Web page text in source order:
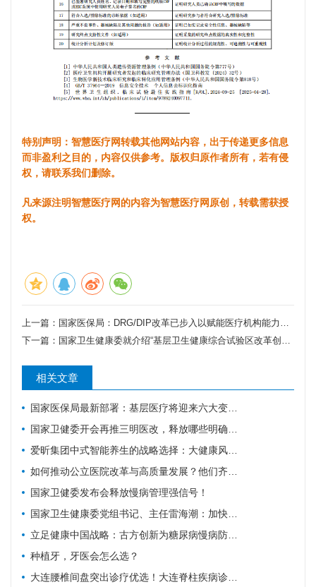
特别声明：智慧医疗网转载其他网站内容，出于传递更多信息
而非盈利之目的，内容仅供参考。版权归原作者所有，若有侵
权，请联系我们删除。
凡来源注明智慧医疗网的内容为智慧医疗网原创，转载需获授
权。
上一篇： 国家医保局：DRG/DIP改革已步入以赋能医疗机构能力提升为核心的深化新阶段
下一篇： 国家卫生健康委就介绍“基层卫生健康综合试验区改革创新经验”有关情况举行新闻发布会（文字实录）
相关文章
国家医保局最新部署：基层医疗将迎来六大变化！
国家卫健委开会再推三明医改，释放哪些明确信号？
爱昕集团中式智能养生的战略选择：大健康风口要追，赋能产业的根基要扎
如何推动公立医院改革与高质量发展？他们齐聚广东为9个地市出谋划策→
国家卫健委发布会释放慢病管理强信号！
国家卫生健康委党组书记、主任雷海潮：加快建设健康中国
立足健康中国战略：古方创新为糖尿病慢病防控注入中医药力量
种植牙，牙医会怎么选？
大连腰椎间盘突出诊疗优选！大连脊柱疾病诊疗科普